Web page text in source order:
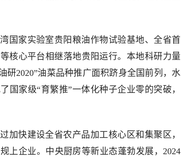
国家实验室贵阳粮油作物试验基地、全省首
核心平台相继落地贵阳运行。本地科研力量
研2020”油菜品种推广面积跻身全国前列，水
国家级“育繁推”一体化种子企业零的突破，
加快建设全省农产品加工核心区和集聚区，
上企业。中央厨房等新业态蓬勃发展，2024